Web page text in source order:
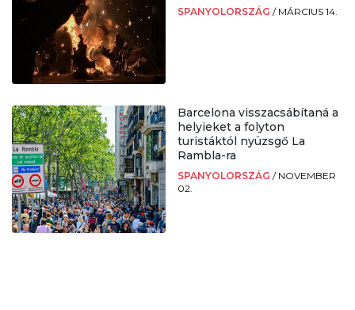
SPANYOLORSZÁG / MÁRCIUS 14.
Barcelona visszacsábítaná a
helyieket a folyton
turistáktól nyüzsgő La
Rambla-ra
SPANYOLORSZÁG / NOVEMBER
02.